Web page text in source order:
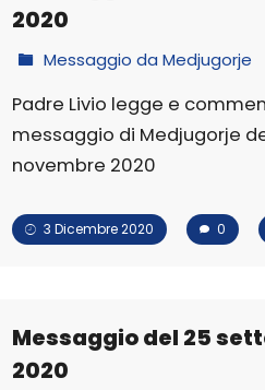
2020
Messaggio da Medjugorje
Padre Livio legge e
messaggio di Medjugorje
novembre 2020
3 Dicembre 2020 0
Messaggio del 25
2020